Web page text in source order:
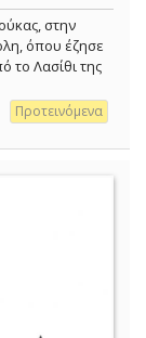
στην
όπου έζησε
το Λασίθι της
Προτεινόμενα